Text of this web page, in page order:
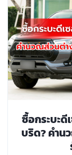
ซื้อกระบะดี
บริด? คำน